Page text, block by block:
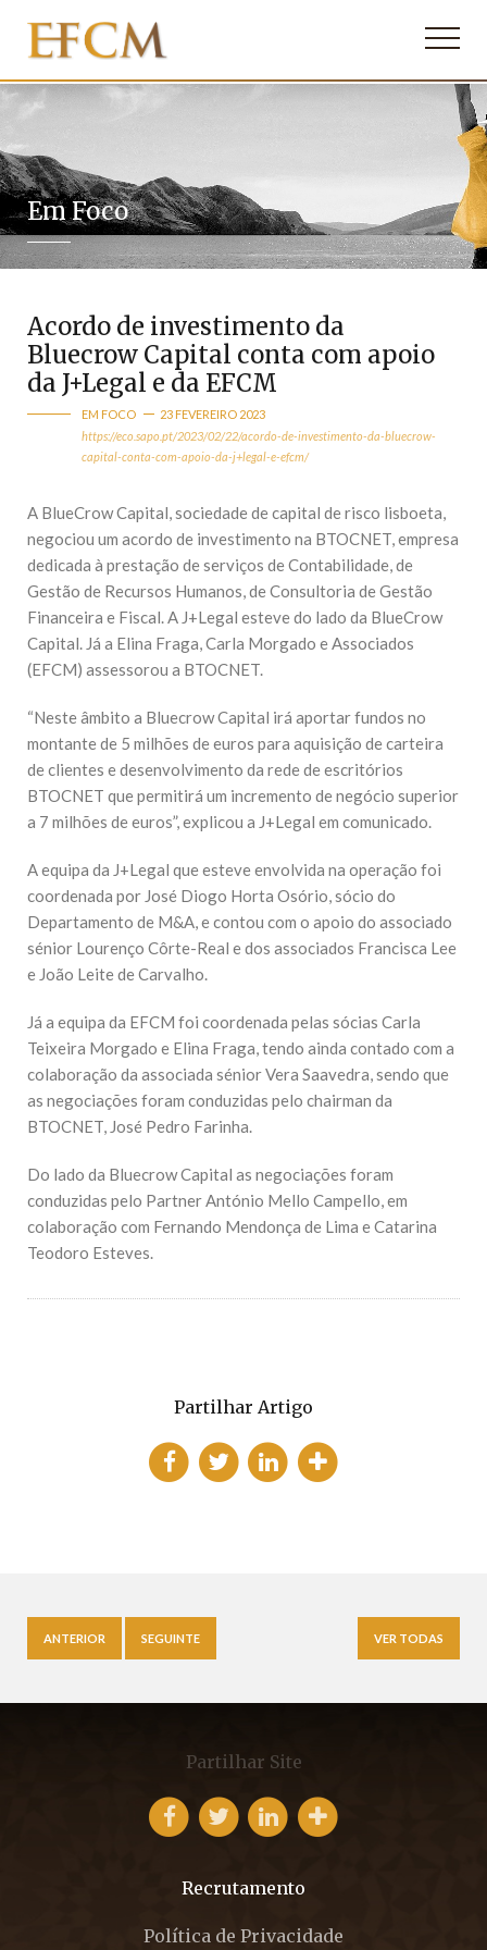
Em Foco
Acordo de investimento da
Bluecrow Capital conta com apoio
da J+Legal e da EFCM
EM FOCO
23 FEVEREIRO 2023
https://eco.sapo.pt/2023/02/22/acordo-de-investimento-da-bluecrow-
capital-conta-com-apoio-da-j+legal-e-efcm/
A BlueCrow Capital, sociedade de capital de risco lisboeta,
negociou um acordo de investimento na BTOCNET, empresa
dedicada à prestação de serviços de Contabilidade, de
Gestão de Recursos Humanos, de Consultoria de Gestão
Financeira e Fiscal.A J+Legal esteve do lado da BlueCrow
Capital. Já a Elina Fraga, Carla Morgado e Associados
(EFCM) assessorou a BTOCNET.
“Neste âmbito a Bluecrow Capital irá aportar fundos no
montante de 5 milhões de euros para aquisição de carteira
de clientes e desenvolvimento da rede de escritórios
BTOCNET que permitirá um incremento de negócio superior
a 7 milhões de euros”, explicou a J+Legal em comunicado.
Aequipa da J+Legal que esteve envolvida na operação foi
coordenada por José Diogo Horta Osório,sócio do
Departamento de M&A, e contou com o apoio do associado
sénior Lourenço Côrte-Real e dos associados Francisca Lee
e João Leite de Carvalho.
Já a equipa da EFCM foi coordenada pelas sócias Carla
Teixeira Morgado e Elina Fraga,tendo ainda contado com a
colaboração da associada sénior Vera Saavedra, sendo que
as negociações foram conduzidas pelo chairman da
BTOCNET, José Pedro Farinha.
Do lado da Bluecrow Capital as negociações foram
conduzidas pelo Partner António Mello Campello, em
colaboração com Fernando Mendonça de Lima e Catarina
Teodoro Esteves.
Partilhar Artigo
ANTERIOR SEGUINTE VER TODAS
Partilhar Site
Recrutamento
Política de Privacidade